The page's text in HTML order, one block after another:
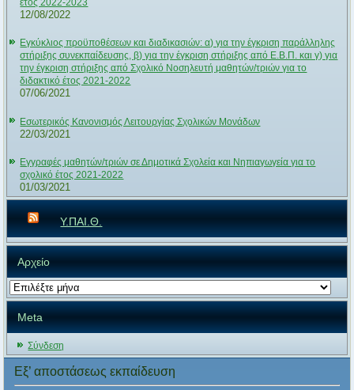
12/08/2022
Εγκύκλιος προϋποθέσεων και διαδικασιών: α) για την έγκριση παράλληλης
στήριξης συνεκπαίδευσης, β) για την έγκριση στήριξης από Ε.Β.Π. και γ) για
την έγκριση στήριξης από Σχολικό Νοσηλευτή μαθητών/τριών για το
διδακτικό έτος 2021-2022
07/06/2021
Εσωτερικός Κανονισμός Λειτουργίας Σχολικών Μονάδων
22/03/2021
Εγγραφές μαθητών/τριών σε Δημοτικά Σχολεία και Νηπιαγωγεία για το
σχολικό έτος 2021-2022
01/03/2021
Υ.ΠΑΙ.Θ.
Αρχείο
Αρχείο
Meta
Σύνδεση
Εξ’ αποστάσεως εκπαίδευση